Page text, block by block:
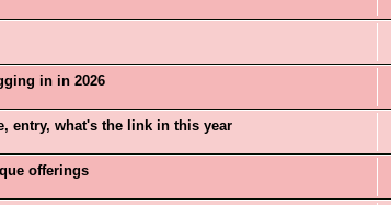
in in 2026
entry, what's the link in this year
offerings